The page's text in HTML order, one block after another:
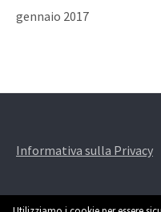
gennaio 2017
Informativa sulla Privacy